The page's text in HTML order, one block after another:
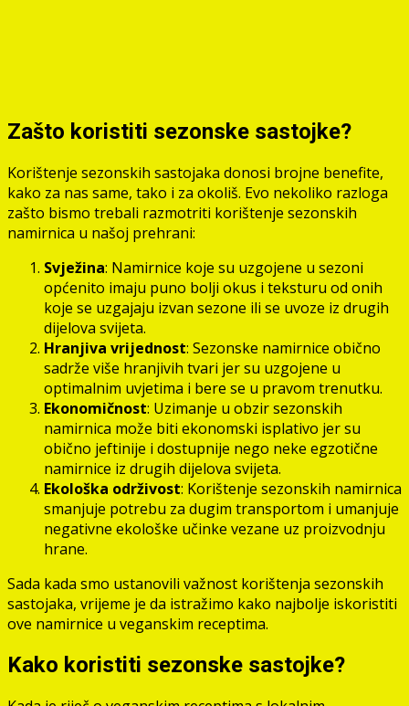
Zašto koristiti sezonske sastojke?
Korištenje sezonskih sastojaka donosi brojne benefite,
kako za nas same, tako i za okoliš. Evo nekoliko razloga
zašto bismo trebali razmotriti korištenje sezonskih
namirnica u našoj prehrani:
Svježina: Namirnice koje su uzgojene u sezoni
općenito imaju puno bolji okus i teksturu od onih
koje se uzgajaju izvan sezone ili se uvoze iz drugih
dijelova svijeta.
Hranjiva vrijednost: Sezonske namirnice obično
sadrže više hranjivih tvari jer su uzgojene u
optimalnim uvjetima i bere se u pravom trenutku.
Ekonomičnost: Uzimanje u obzir sezonskih
namirnica može biti ekonomski isplativo jer su
obično jeftinije i dostupnije nego neke egzotične
namirnice iz drugih dijelova svijeta.
Ekološka održivost: Korištenje sezonskih namirnica
smanjuje potrebu za dugim transportom i umanjuje
negativne ekološke učinke vezane uz proizvodnju
hrane.
Sada kada smo ustanovili važnost korištenja sezonskih
sastojaka, vrijeme je da istražimo kako najbolje iskoristiti
ove namirnice u veganskim receptima.
Kako koristiti sezonske sastojke?